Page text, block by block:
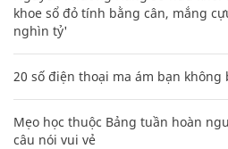
khoe sổ đỏ tính bằng cân, mắng
nghìn tỷ'
20 số điện thoại ma ám bạn không
Mẹo học thuộc Bảng tuần hoàn
câu nói vui vẻ